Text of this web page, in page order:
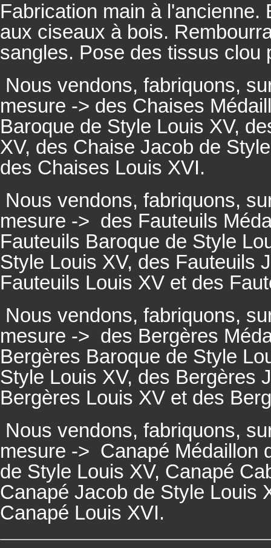
Fabrication main à
aux ciseaux à bois.
sangles. Pose des tissus clou
Nous vendons, fabriquons,
mesure -> des Chaises
Baroque de Style Louis XV,
XV, des Chaise Jacob de
des Chaises Louis XVI.
Nous vendons, fabriquons,
mesure -> des Fauteuils
Fauteuils Baroque de Style
Style Louis XV, des Fauteuils
Fauteuils Louis XV et des
Nous vendons, fabriquons,
mesure -> des Bergères
Bergères Baroque de Style
Style Louis XV, des Bergères
Bergères Louis XV et des
Nous vendons, fabriquons,
mesure -> Canapé Médaillon
de Style Louis XV, Canapé
Canapé Jacob de Style Louis
Canapé Louis XVI.